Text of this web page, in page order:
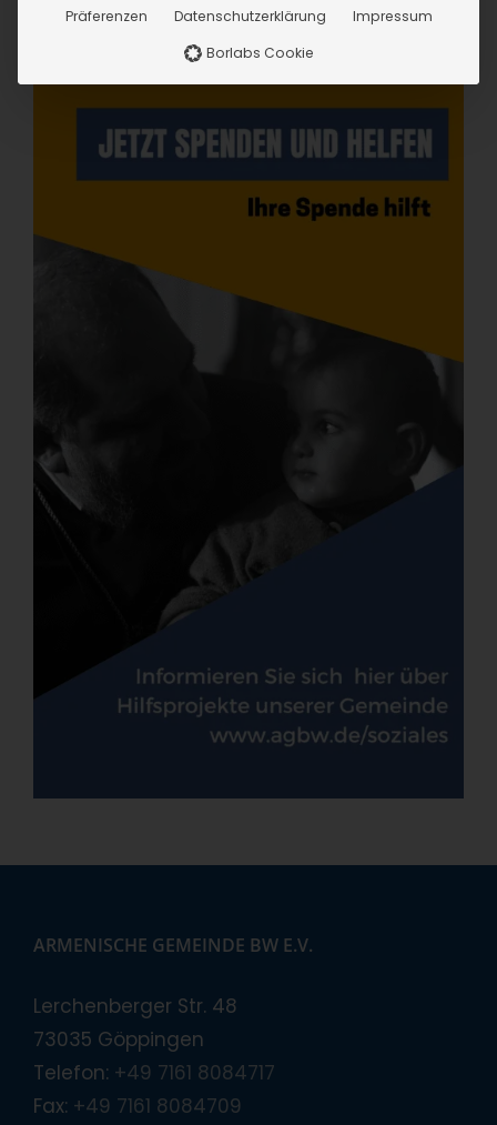
ARMENISCHE GEMEINDE BW E.V.
Lerchenberger Str. 48
73035 Göppingen
Telefon: +49 7161 8084717
Fax: +49 7161 8084709
Präferenzen Datenschutzerklärung
Impressum
Borlabs Cookie